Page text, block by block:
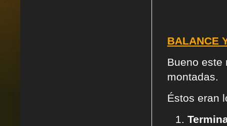
BALANCE
Bueno este
montadas.
Éstos eran